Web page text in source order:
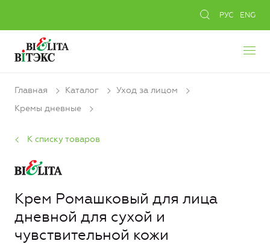
РУС ENG
Главная Каталог
Уход за лицом
Кремы дневные
К списку товаров
Крем Ромашковый для лица
дневной для сухой и
чувствительной кожи